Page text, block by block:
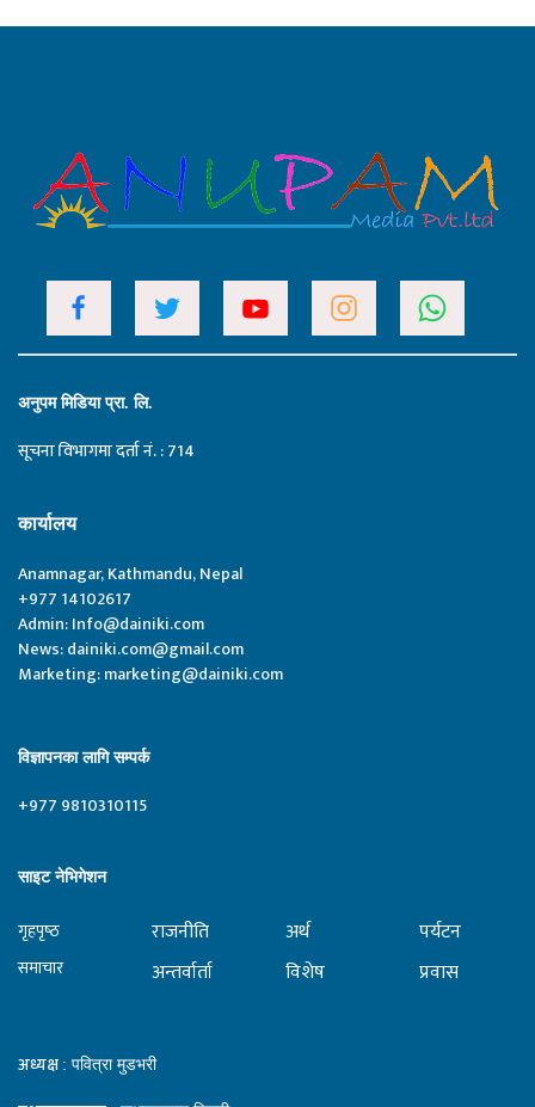
अनुपम मिडिया प्रा. लि.
सूचना विभागमा दर्ता नं. : 714
कार्यालय
Anamnagar, Kathmandu, Nepal
+977 14102617
Admin:Info@dainiki.com
News:dainiki.com@gmail.com
Marketing:marketing@dainiki.com
विज्ञापनका लागि सम्पर्क
+977 9810310115
साइट नेभिगेशन
गृहपृष्‍ठ
समाचार
राजनीति
अन्तर्वार्ता
अर्थ
विशेष
पर्यटन
प्रवास
अध्यक्ष : पवित्रा मुडभरी